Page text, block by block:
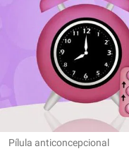
Pílula anticoncepcional